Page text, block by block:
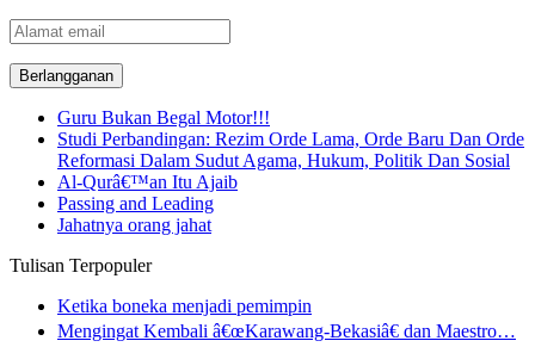
Alamat
email
Guru Bukan Begal Motor!!!
Studi Perbandingan: Rezim Orde Lama, Orde Baru Dan Orde
Reformasi Dalam Sudut Agama, Hukum, Politik Dan Sosial
Al-Qurâ€™an Itu Ajaib
Passing and Leading
Jahatnya orang jahat
Tulisan Terpopuler
Ketika boneka menjadi pemimpin
Mengingat Kembali â€œKarawang-Bekasiâ€ dan Maestro…